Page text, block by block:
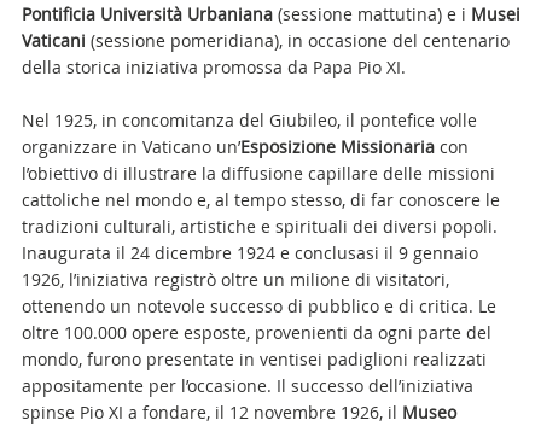
Pontificia Università Urbaniana(sessione mattutina) e i Musei
Vaticani (sessione pomeridiana), in occasione del centenario
della storica iniziativa promossa da Papa Pio XI.
Nel 1925, in concomitanza del Giubileo, il pontefice volle
organizzare in Vaticano un’Esposizione Missionariacon
l’obiettivo di illustrare la diffusione capillare delle missioni
cattoliche nel mondo e, al tempo stesso, di far conoscere le
tradizioni culturali, artistiche e spirituali dei diversi popoli.
Inaugurata il 24 dicembre 1924 e conclusasi il 9 gennaio
1926, l’iniziativa registrò oltre un milione di visitatori,
ottenendo un notevole successo di pubblico e di critica. Le
oltre 100.000 opere esposte, provenienti da ogni parte del
mondo, furono presentate in ventisei padiglioni realizzati
appositamente per l’occasione. Il successo dell’iniziativa
spinse Pio XI a fondare, il 12 novembre 1926, il Museo